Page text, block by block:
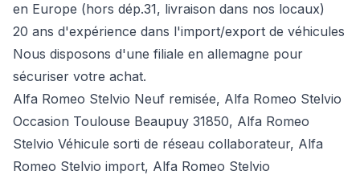
en Europe (hors dép.31, livraison dans nos locaux)
20 ans d'expérience dans l'import/export de véhicules
Nous disposons d'une filiale en allemagne pour
sécuriser votre achat.
Alfa Romeo Stelvio Neuf remisée, Alfa Romeo Stelvio
Occasion Toulouse Beaupuy 31850, Alfa Romeo
Stelvio Véhicule sorti de réseau collaborateur, Alfa
Romeo Stelvio import, Alfa Romeo Stelvio